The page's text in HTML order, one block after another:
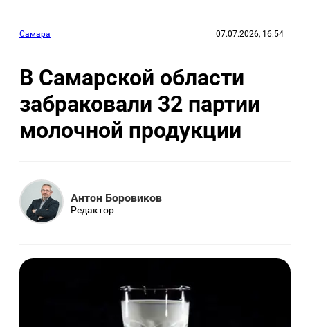
Самара 07.07.2026, 16:54
В Самарской области
забраковали 32 партии
молочной продукции
Антон Боровиков
Редактор